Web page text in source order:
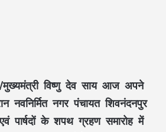
विष्णु देव सायआज अपने
नवनिर्मित नगर पंचायतशिवनंदनपुर
पार्षदों केशपथ ग्रहण समारोहमें